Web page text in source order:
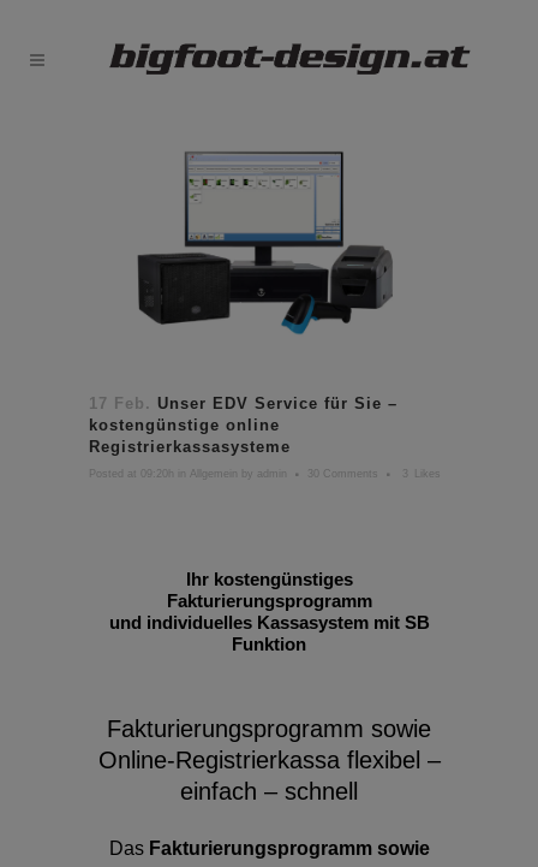
17 Feb. Unser EDV Service für Sie –
kostengünstige online
Registrierkassasysteme
Posted at 09:20h in Allgemein by admin 30 Comments Likes
Ihr kostengünstiges
Fakturierungsprogramm
und individuelles Kassasystem mit SB
Funktion
Fakturierungsprogramm sowie
Online-Registrierkassa flexibel –
einfach – schnell
Das Fakturierungsprogramm sowie